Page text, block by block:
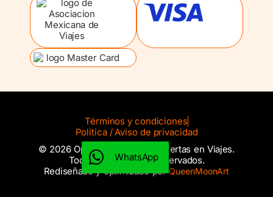
Términos y condiciones
Política / Aviso de privacidad
© 2026 Operador Mayorista Ofertas en Viajes.
Todos los derechos reservados.
Rediseñado y optimizado porQueenMoonArt
WhatsApp